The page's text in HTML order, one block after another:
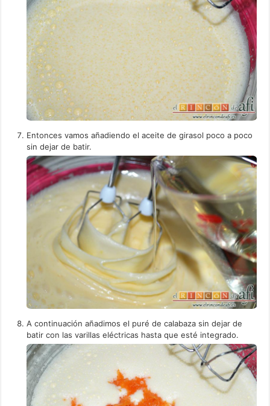
Entonces vamos añadiendo el aceite de girasol poco a poco
sin dejar de batir.
A continuación añadimos el puré de calabaza sin dejar de
batir con las varillas eléctricas hasta que esté integrado.